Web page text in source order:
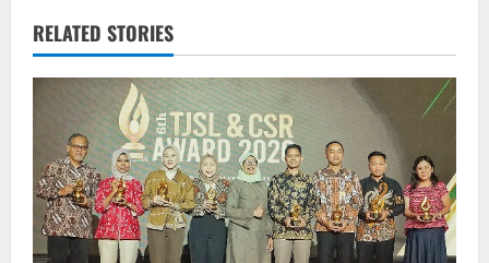
RELATED STORIES